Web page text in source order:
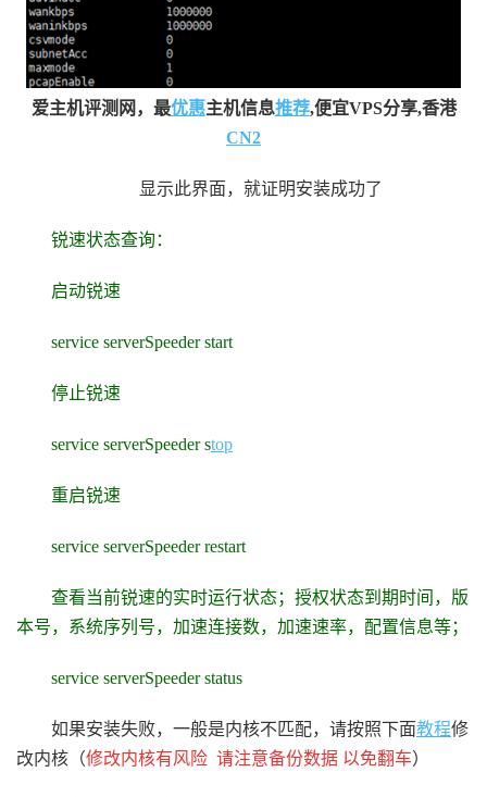
爱主机评测网，最优惠主机信息推荐,便宜VPS分享,香港
CN2
显示此界面，就证明安装成功了
锐速状态查询：
启动锐速
service serverSpeeder start
停止锐速
service serverSpeeder stop
重启锐速
service serverSpeeder restart
查看当前锐速的实时运行状态；授权状态到期时间，版
本号，系统序列号，加速连接数，加速速率，配置信息等；
service serverSpeeder status
如果安装失败，一般是内核不匹配，请按照下面教程修
改内核（修改内核有风险 请注意备份数据 以免翻车）